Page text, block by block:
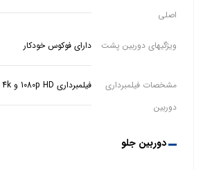
اصلی
ویژگیهای دوربین پشت دارای فوکوس خودکار
مشخصات فیلمبرداری
دوربین
فیلمبرداری 1080p HD و 4k
دوربین جلو